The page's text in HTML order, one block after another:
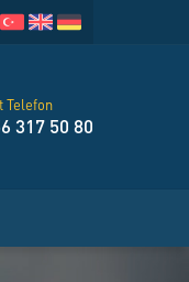
Telefon
317 50 80